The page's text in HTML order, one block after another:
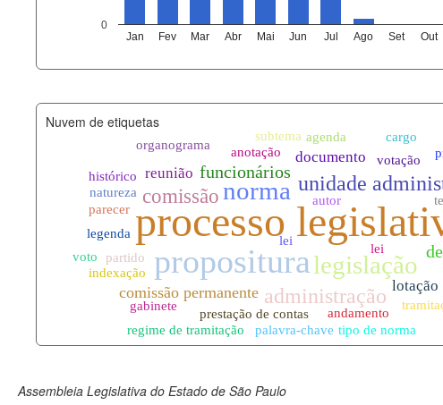
Jan Fev Mar Abr Mai Jun Jul Ago Set Out
0
agenda_eventos.xml
comissoes_permanentes_votacoes.xml
documento_andamento.xml
palavras_chave.xml
legislacao_normas.xml
legislacao_norma_anotacoes.xml
Nuvem de etiquetas
Assembleia Legislativa do Estado de São Paulo